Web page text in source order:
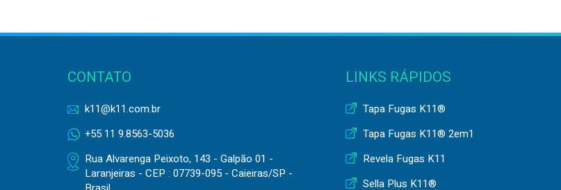
FacebookTwitter LinkedInWhatsApp
CONTATO
k11@k11.com.br
+55 11 9.8563-5036
Rua Alvarenga Peixoto, 143 - Galpão 01 -
Laranjeiras - CEP : 07739-095 - Caieiras/SP -
LINKS RÁPIDOS
Tapa Fugas K11®
Tapa Fugas K11® 2em1
Revela Fugas K11
Sella Plus K11®